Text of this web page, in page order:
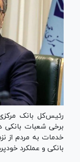
رئیس‌کل بانک
برخی شعبات بانکی
خدمات به مردم از
بانکی و عملکرد